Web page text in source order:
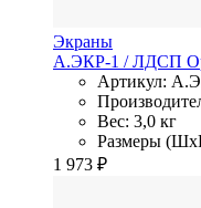
Экраны
А.ЭКР-1 / ЛДСП
Артикул:
Вес: 3,0 кг
Размеры
1 973 ₽